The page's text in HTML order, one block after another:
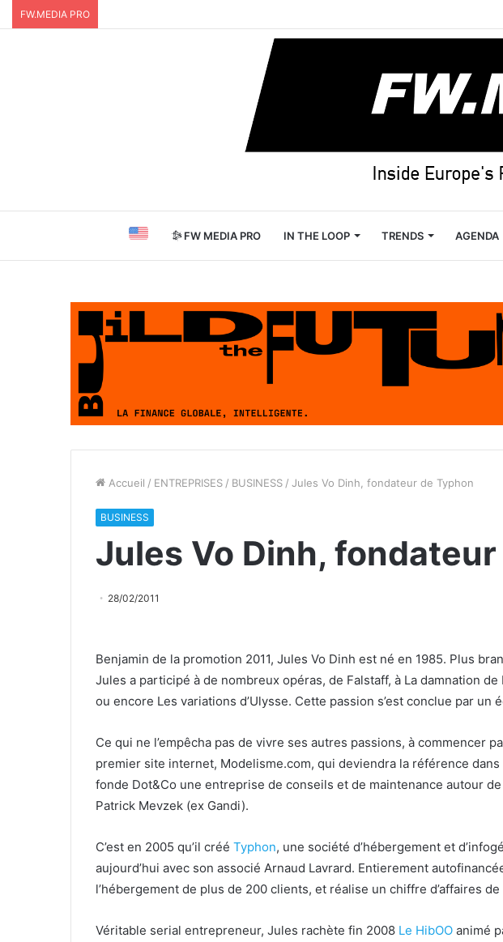
FW.MEDIA PRO
FW MEDIA PRO IN THE LOOP TRENDS AGENDA
Accueil / ENTREPRISES / BUSINESS / Jules Vo Dinh, fondateur de Typhon
BUSINESS
Jules Vo Dinh,
28/02/2011
Benjamin de la promotion 2011, Jules Vo Dinh est né en 1985. Plus
Jules a participé à de nombreux opéras, de Falstaff, à La damnation de
ou encore Les variations d’Ulysse. Cette passion s’est conclue par un
Ce qui ne l’empêcha pas de vivre ses autres passions, à commencer
premier site internet, Modelisme.com, qui deviendra la référence
fonde Dot&Co une entreprise de conseils et de maintenance autour
Patrick Mevzek (ex Gandi).
C’est en 2005 qu’il créé Typhon, une société d’hébergement et
aujourd’hui avec son associé Arnaud Lavrard. Entierement
l’hébergement de plus de 200 clients, et réalise un chiffre d’affaires de
Véritable serial entrepreneur, Jules rachète fin 2008 Le HibOO animé